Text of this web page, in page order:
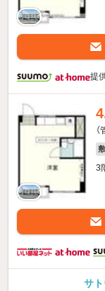
提
敷
3
サ